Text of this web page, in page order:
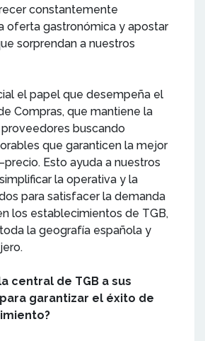
constantemente
oferta gastronómica y apostar
sorprendan a nuestros
el papel que desempeña el
Compras, que mantiene la
buscando
que garanticen la mejor
Esto ayuda a nuestros
la operativa y la
para satisfacer la demanda
los establecimientos de TGB,
la geografía española y
central de TGB a sus
garantizar el éxito de